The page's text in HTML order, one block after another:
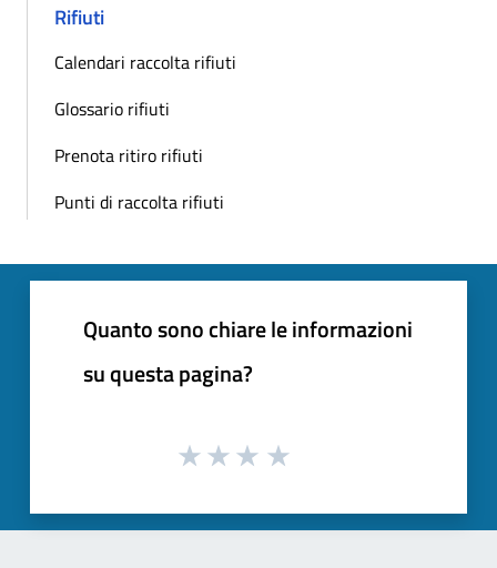
Rifiuti
Calendari raccolta rifiuti
Glossario rifiuti
Prenota ritiro rifiuti
Punti di raccolta rifiuti
Quanto sono chiare le informazioni
su questa pagina?